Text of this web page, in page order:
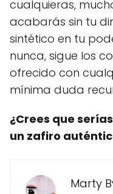
cualquieras,
acabarás sin tu
sintético en tu
nunca, sigue los
ofrecido con
mínima duda
¿Crees que
un zafiro
Marty